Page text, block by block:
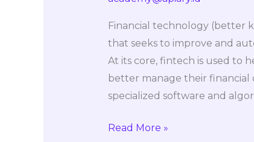
Financial technology (better
that seeks to improve and
At its core, fintech is used to
better manage their financial
specialized software and
Landscape,
and
Companies
Read More »